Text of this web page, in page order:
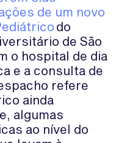
de um novo
do
de São
o hospital de dia
e a consulta de
refere
ainda
algumas
ao nível do